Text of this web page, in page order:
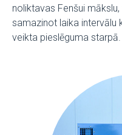
noliktavas Fenšui
samazinot laika intervālu
veikta pieslēguma starpā.